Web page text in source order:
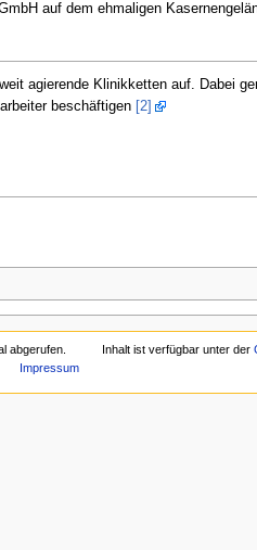
auf dem ehmaligen
agierende Klinikketten auf. Dabei
beschäftigen [2]
abgerufen. Inhalt ist verfügbar unter der
Impressum